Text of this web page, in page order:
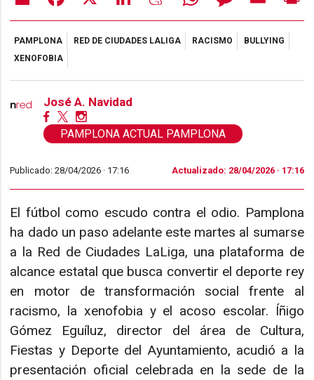
PAMPLONA RED DE CIUDADES LALIGA RACISMO
BULLYING
XENOFOBIA
José A. Navidad
PAMPLONA ACTUAL PAMPLONA
Publicado: 28/04/2026 · 17:16 Actualizado: 28/04/2026 · 17:16
El fútbol como escudo contra el odio. Pamplona
ha dado un paso adelante este martes al sumarse
a la Red de Ciudades LaLiga, una plataforma de
alcance estatal que busca convertir el deporte rey
en motor de transformación social frente al
racismo, la xenofobia y el acoso escolar. Íñigo
Gómez Eguíluz, director del área de Cultura,
Fiestas y Deporte del Ayuntamiento, acudió a la
presentación oficial celebrada en la sede de la